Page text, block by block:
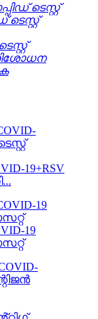
ടെസ്റ്റ്
ടെസ്റ്റ്
19+RSV
19